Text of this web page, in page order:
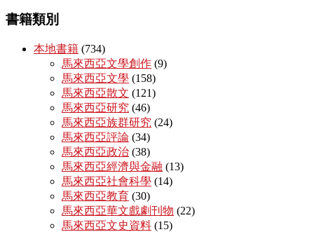
書籍類別
本地書籍 (734)
馬來西亞文學創作 (9)
馬來西亞文學 (158)
馬來西亞散文 (121)
馬來西亞研究 (46)
馬來西亞族群研究 (24)
馬來西亞評論 (34)
馬來西亞政治 (38)
馬來西亞經濟與金融 (13)
馬來西亞社會科學 (14)
馬來西亞教育 (30)
馬來西亞華文戲劇刊物 (22)
馬來西亞文史資料 (15)